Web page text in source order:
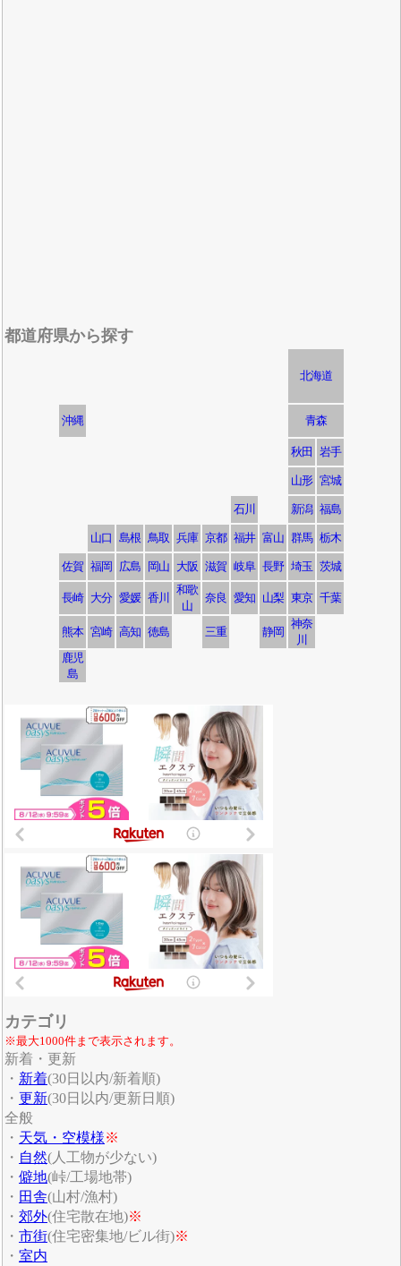
都道府県から探す
北海道
沖縄 青森
秋田 岩手
山形 宮城
石川 新潟 福島
山口 島根 鳥取 兵庫 京都 福井 富山 群馬 栃木
佐賀 福岡 広島 岡山 大阪 滋賀 岐阜 長野 埼玉 茨城
長崎 大分 愛媛 香川
和歌
山
奈良 愛知 山梨 東京 千葉
熊本 宮崎 高知 徳島 三重 静岡
神奈
川
鹿児
島
カテゴリ
※最大1000件まで表示されます。
新着・更新
・ 新着(30日以内/新着順)
・ 更新(30日以内/更新日順)
全般
・ 天気・空模様※
・ 自然(人工物が少ない)
・ 僻地(峠/工場地帯)
・ 田舎(山村/漁村)
・ 郊外(住宅散在地)※
・ 市街(住宅密集地/ビル街)※
・ 室内